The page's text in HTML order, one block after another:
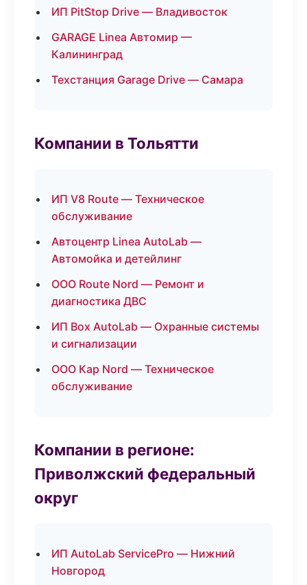
ИП PitStop Drive — Владивосток
GARAGE Linea Автомир —
Калининград
Техстанция Garage Drive — Самара
Компании в Тольятти
ИП V8 Route — Техническое
обслуживание
Автоцентр Linea AutoLab —
Автомойка и детейлинг
ООО Route Nord — Ремонт и
диагностика ДВС
ИП Box AutoLab — Охранные системы
и сигнализации
ООО Кар Nord — Техническое
обслуживание
Компании в регионе:
Приволжский федеральный
округ
ИП AutoLab ServicePro — Нижний
Новгород